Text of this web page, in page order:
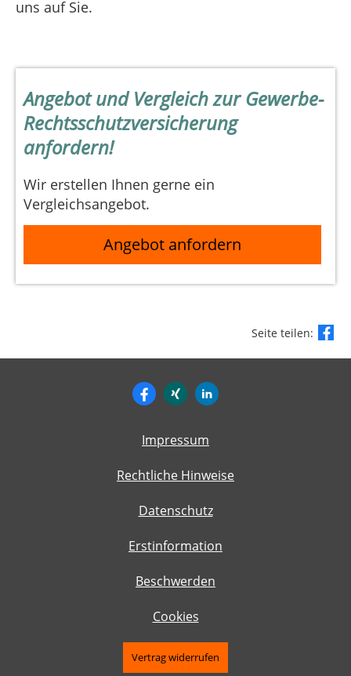
uns auf Sie.
Angebot und Vergleich zur Gewerbe-
Rechtsschutzversicherung
anfordern!
Wir erstellen Ihnen gerne ein
Vergleichsangebot.
Angebot anfordern
Seite teilen:
Impressum
Rechtliche Hinweise
Datenschutz
Erstinformation
Beschwerden
Cookies
Vertrag widerrufen